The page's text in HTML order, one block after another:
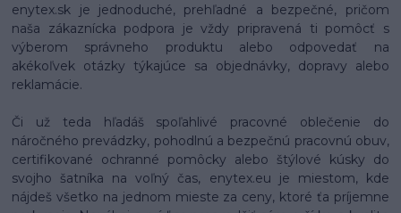
enytex.sk je jednoduché, prehľadné a bezpečné, pričom
naša zákaznícka podpora je vždy pripravená ti pomôcť s
výberom správneho produktu alebo odpovedať na
akékoľvek otázky týkajúce sa objednávky, dopravy alebo
reklamácie.
Či už teda hľadáš spoľahlivé pracovné oblečenie do
náročného prevádzky, pohodlnú a bezpečnú pracovnú obuv,
certifikované ochranné pomôcky alebo štýlové kúsky do
svojho šatníka na voľný čas, enytex.eu je miestom, kde
nájdeš všetko na jednom mieste za ceny, ktoré ťa príjemne